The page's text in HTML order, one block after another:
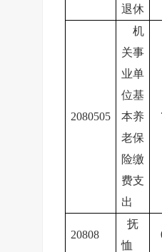
退休
2080505
机
关事
业单
位基
本养
老保
险缴
费支
出
20808
抚
恤